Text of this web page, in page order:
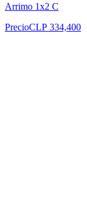
Arrimo 1x2 C
PrecioCLP 334,400